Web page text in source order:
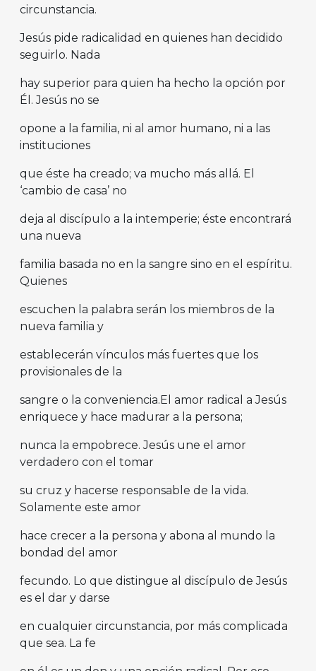
circunstancia.
Jesús pide radicalidad en quienes han decidido
seguirlo. Nada
hay superior para quien ha hecho la opción por
Él. Jesús no se
opone a la familia, ni al amor humano, ni a las
instituciones
que éste ha creado; va mucho más allá. El
‘cambio de casa’ no
deja al discípulo a la intemperie; éste encontrará
una nueva
familia basada no en la sangre sino en el espíritu.
Quienes
escuchen la palabra serán los miembros de la
nueva familia y
establecerán vínculos más fuertes que los
provisionales de la
sangre o la conveniencia.El amor radical a Jesús
enriquece y hace madurar a la persona;
nunca la empobrece. Jesús une el amor
verdadero con el tomar
su cruz y hacerse responsable de la vida.
Solamente este amor
hace crecer a la persona y abona al mundo la
bondad del amor
fecundo. Lo que distingue al discípulo de Jesús
es el dar y darse
en cualquier circunstancia, por más complicada
que sea. La fe